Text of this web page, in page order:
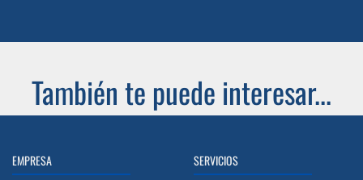
También te puede interesar...
EMPRESA
SERVICIOS